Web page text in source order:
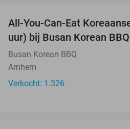
All-You-Can-Eat
uur) bij Busan Korean BBQ
Busan Korean BBQ
Arnhem
Verkocht: 1.326